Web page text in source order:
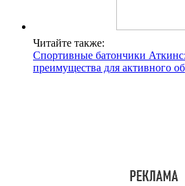
Читайте также:
Спортивные батончики
преимущества для активного